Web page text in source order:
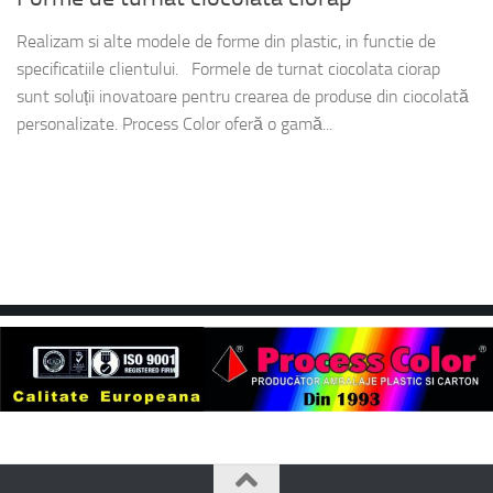
Realizam si alte modele de forme din plastic, in functie de
specificatiile clientului. Formele de turnat ciocolata ciorap
sunt soluții inovatoare pentru crearea de produse din ciocolată
personalizate. Process Color oferă o gamă...